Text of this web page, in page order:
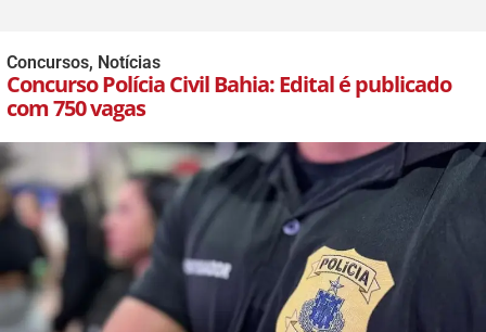
Concursos, Notícias
Concurso Polícia Civil Bahia: Edital é publicado
com 750 vagas